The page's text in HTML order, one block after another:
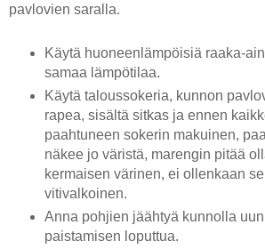
pavlovien saralla.
Käytä huoneenlämpöisiä raaka-
samaa lämpötilaa.
Käytä taloussokeria, kunnon
rapea, sisältä sitkas ja ennen
paahtuneen sokerin makuinen,
näkee jo väristä, marengin pitää
kermaisen värinen, ei ollenkaan
vitivalkoinen.
Anna pohjien jäähtyä kunnolla
paistamisen loputtua.